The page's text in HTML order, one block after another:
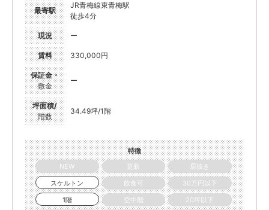
最寄駅
JR青梅線東青梅駅
徒歩4分
現況 ー
賃料 330,000円
保証金・
敷金
ー
坪面積/
階数
34.49坪/1階
特徴
NEW
更新
居抜き
スケルトン
飲食可
30万円以下
1階
空中階
20坪以下